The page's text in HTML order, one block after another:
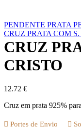
PENDENTE PRATA
CRUZ PRATA COM
CRUZ
CRISTO
12.72 €
Cruz em prata 925%
Portes de Envio